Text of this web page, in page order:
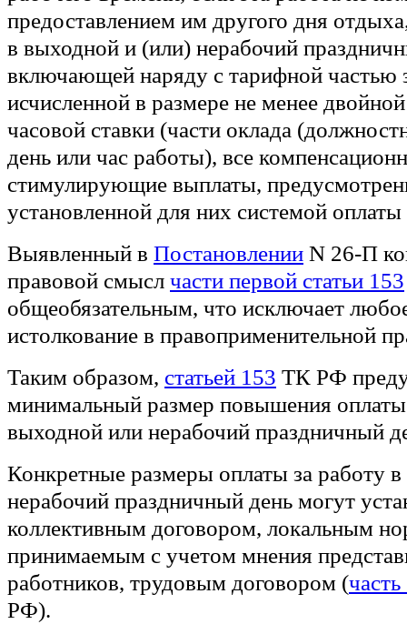
предоставлением им другого дня
в выходной и (или) нерабочий
включающей наряду с тарифной частью
исчисленной в размере не менее
часовой ставки (части оклада
день или час работы), все
стимулирующие выплаты,
установленной для них системой оплаты
Выявленный в Постановлении N 26-П
правовой смысл части первой статьи 153
общеобязательным, что исключает
истолкование в правоприменительной
Таким образом, статьей 153 ТК РФ
минимальный размер повышения оплаты
выходной или нерабочий праздничный
Конкретные размеры оплаты за работу
нерабочий праздничный день могут
коллективным договором, локальным
принимаемым с учетом мнения
работников, трудовым договором (
РФ).